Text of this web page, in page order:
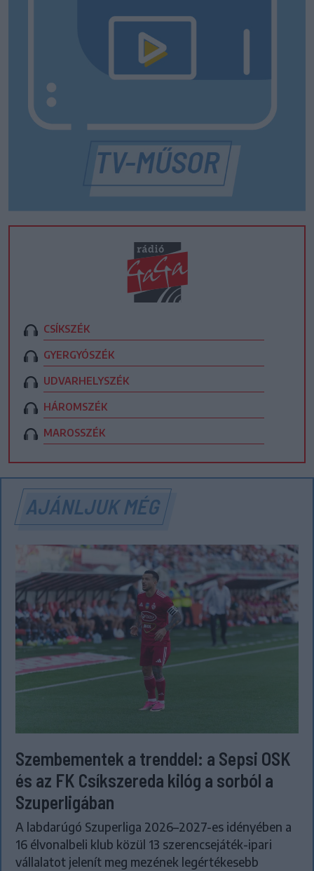
CSÍKSZÉK
GYERGYÓSZÉK
UDVARHELYSZÉK
HÁROMSZÉK
MAROSSZÉK
AJÁNLJUK MÉG
Szembementek a trenddel: a Sepsi OSK
és az FK Csíkszereda kilóg a sorból a
Szuperligában
A labdarúgó Szuperliga 2026–2027-es idényében a
16 élvonalbeli klub közül 13 szerencsejáték-ipari
vállalatot jelenít meg mezének legértékesebb